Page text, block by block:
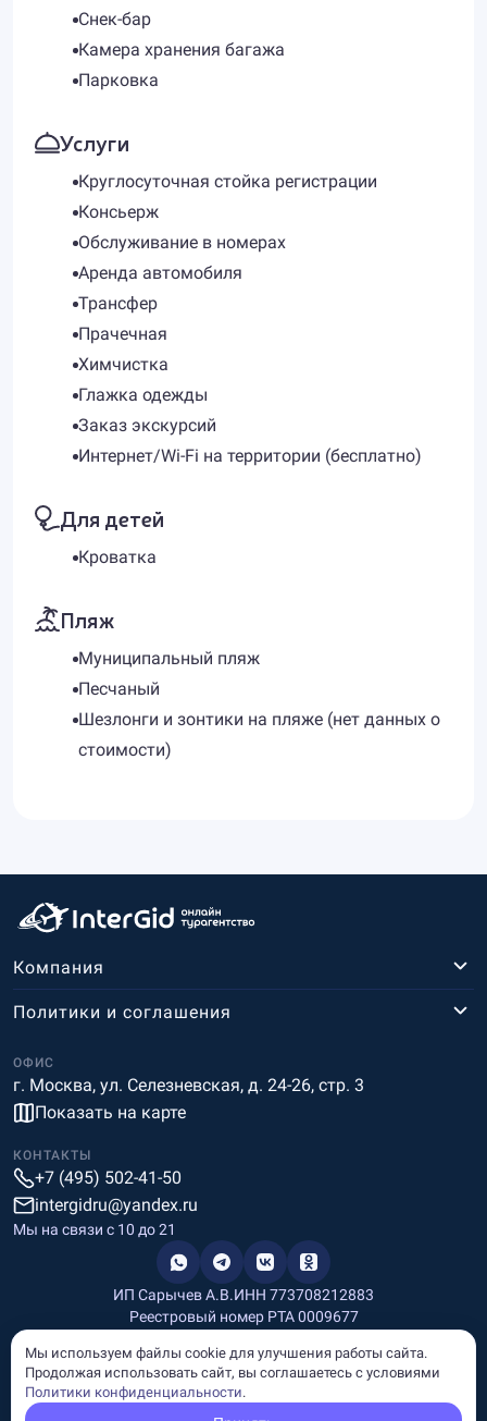
Снек-бар
Камера хранения багажа
Парковка
Услуги
Круглосуточная стойка регистрации
Консьерж
Обслуживание в номерах
Аренда автомобиля
Трансфер
Прачечная
Химчистка
Глажка одежды
Заказ экскурсий
Интернет/Wi-Fi на территории (бесплатно)
Для детей
Кроватка
Пляж
Муниципальный пляж
Песчаный
Шезлонги и зонтики на пляже (нет данных о
стоимости)
Компания
ОФИС
г. Москва, ул. Селезневская, д. 24-26, стр. 3
Показать на карте
Политики и соглашения
КОНТАКТЫ
+7 (495) 502-41-50
intergidru@yandex.ru
Мы на связи c 10 до 21
ИП Сарычев А.В.ИНН 773708212883
Реестровый номер РТА 0009677
Информация, размещённая на сайте, носит информационный
характер и не является рекламой и публичной офертой.
Мы используем файлы cookie для улучшения работы сайта.
Продолжая использовать сайт, вы соглашаетесь с условиями
Политики конфиденциальности.